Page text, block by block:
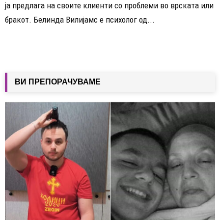
ја предлага на своите клиенти со проблеми во врската или
бракот. Белинда Вилијамс е психолог од...
ВИ ПРЕПОРАЧУВАМЕ